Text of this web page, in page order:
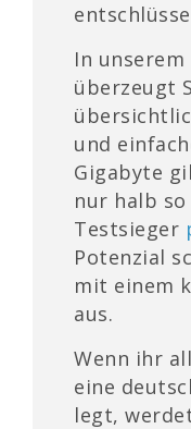
In unserem
überzeugt
und
Gigabyte
nur halb
Testsieger
Potenzial
mit einem
aus.
Wenn ihr
eine
legt,